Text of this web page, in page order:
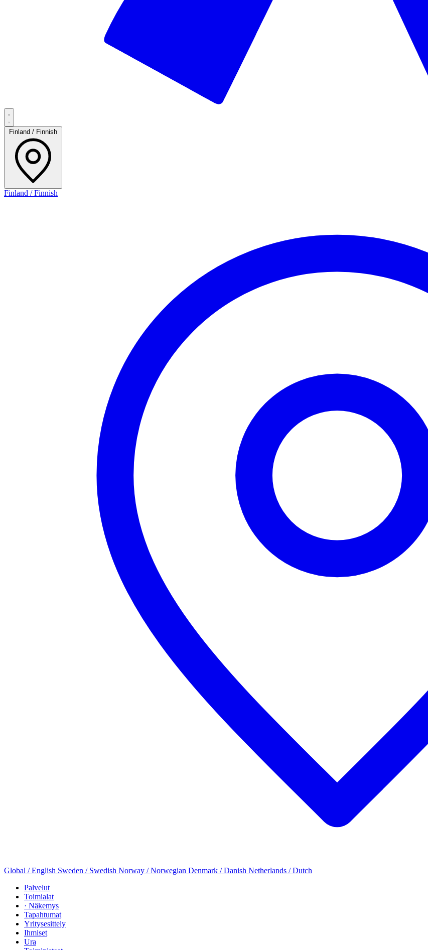
Finland / Finnish
Finland / Finnish
Global / English Sweden / Swedish Norway / Norwegian Denmark / Danish Netherlands / Dutch
Palvelut
Toimialat
· Näkemys
Tapahtumat
Yritysesittely
Ihmiset
Ura